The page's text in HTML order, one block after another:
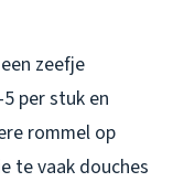
zeefje
per stuk en
rommel op
te vaak douches